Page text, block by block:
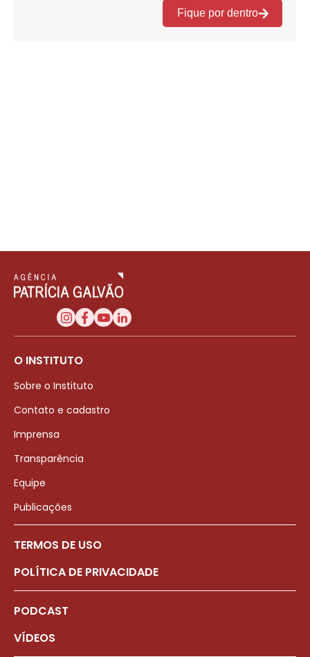
O INSTITUTO
Sobre o Instituto
Contato e cadastro
Imprensa
Transparência
Equipe
Publicações
TERMOS DE USO
POLÍTICA DE PRIVACIDADE
PODCAST
VÍDEOS